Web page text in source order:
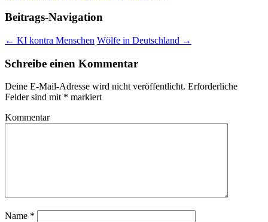
Beitrags-Navigation
← KI kontra Menschen Wölfe in Deutschland →
Schreibe einen Kommentar
Deine E-Mail-Adresse wird nicht veröffentlicht. Erforderliche
Felder sind mit * markiert
Kommentar
Name *